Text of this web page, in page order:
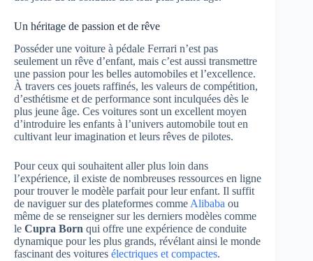
Un héritage de passion et de rêve
Posséder une voiture à pédale Ferrari n’est pas
seulement un rêve d’enfant, mais c’est aussi transmettre
une passion pour les belles automobiles et l’excellence.
À travers ces jouets raffinés, les valeurs de compétition,
d’esthétisme et de performance sont inculquées dès le
plus jeune âge. Ces voitures sont un excellent moyen
d’introduire les enfants à l’univers automobile tout en
cultivant leur imagination et leurs rêves de pilotes.
Pour ceux qui souhaitent aller plus loin dans
l’expérience, il existe de nombreuses ressources en ligne
pour trouver le modèle parfait pour leur enfant. Il suffit
de naviguer sur des plateformes comme Alibaba ou
même de se renseigner sur les derniers modèles comme
le Cupra Born qui offre une expérience de conduite
dynamique pour les plus grands, révélant ainsi le monde
fascinant des voitures électriques et compactes.